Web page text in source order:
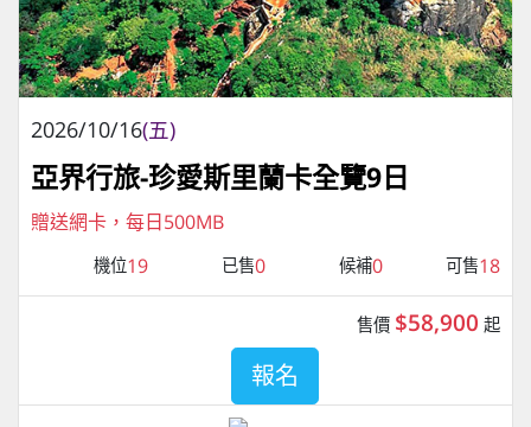
2026/10/16(五)
亞界行旅-珍愛斯里蘭卡全覽9日
贈送網卡，每日500MB
機位19 已售0 候補0 可售18
售價 $58,900 起
報名